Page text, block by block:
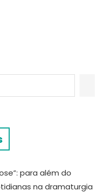
para além do
na dramaturgia